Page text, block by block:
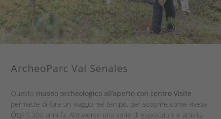
ArcheoParc Val Senales
Questo museo archeologico all’aperto con centro Visite
permette di fare un viaggio nel tempo, per scoprire come viveva
Ötzi 5.300 anni fa. Attraverso una serie di esposizioni e attività